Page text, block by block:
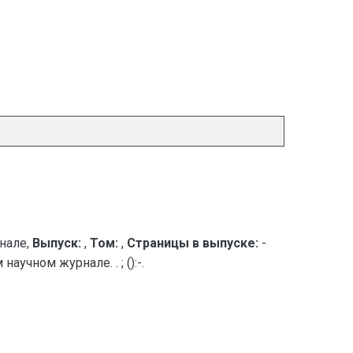
Выпуск: , Том: , Страницы в выпуске: -
журнале. . ; ():-.